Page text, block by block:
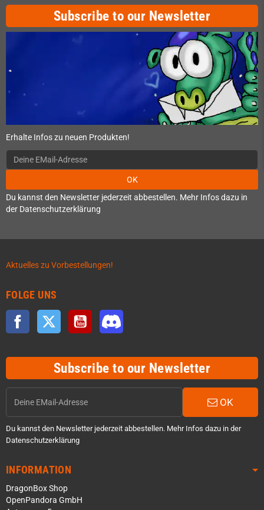
Subscribe to our Newsletter
Erhalte Infos zu neuen Produkten!
OK
Du kannst den Newsletter jederzeit abbestellen. Mehr Infos dazu in
der Datenschutzerklärung
Aktuelles zu Vorbestellungen!
FOLGE UNS
Facebook Twitter YouTube
Subscribe to our Newsletter
OK
Du kannst den Newsletter jederzeit abbestellen. Mehr Infos dazu in der
Datenschutzerklärung
INFORMATION
DragonBox Shop
OpenPandora GmbH